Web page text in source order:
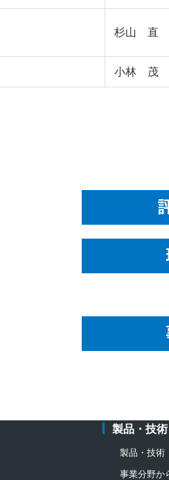
杉山 直
小林 茂
製品・技術
製品・技
事業分野か